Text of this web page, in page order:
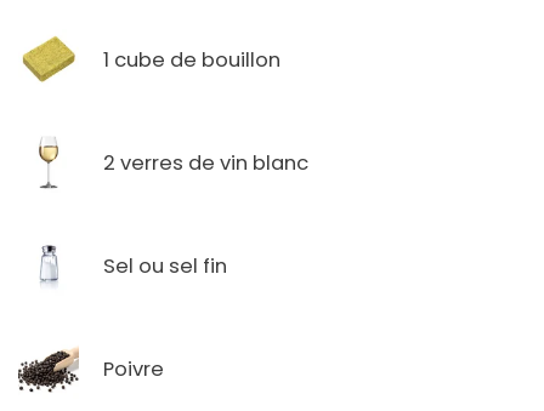
1 cube de bouillon
2 verres de vin blanc
Sel ou sel fin
Poivre